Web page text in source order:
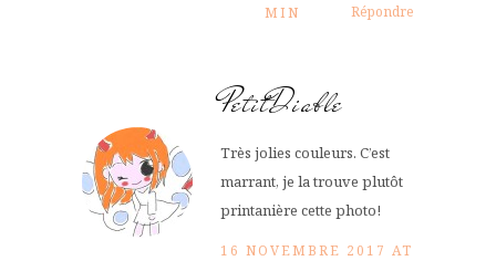
MIN
Répondre
PetitDiable
Très jolies couleurs. C’est
marrant, je la trouve plutôt
printanière cette photo!
16 NOVEMBRE 2017 AT